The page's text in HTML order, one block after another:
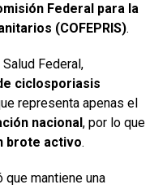
Federal para la
(COFEPRIS).
Federal,
ciclosporiasis
representa apenas el
nacional, por lo que
brote activo.
mantiene una